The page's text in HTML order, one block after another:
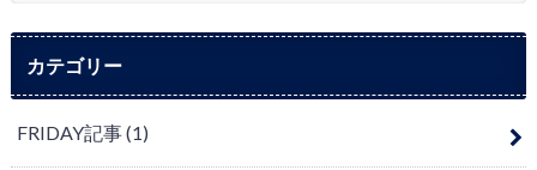
カテゴリー
FRIDAY記事(1)